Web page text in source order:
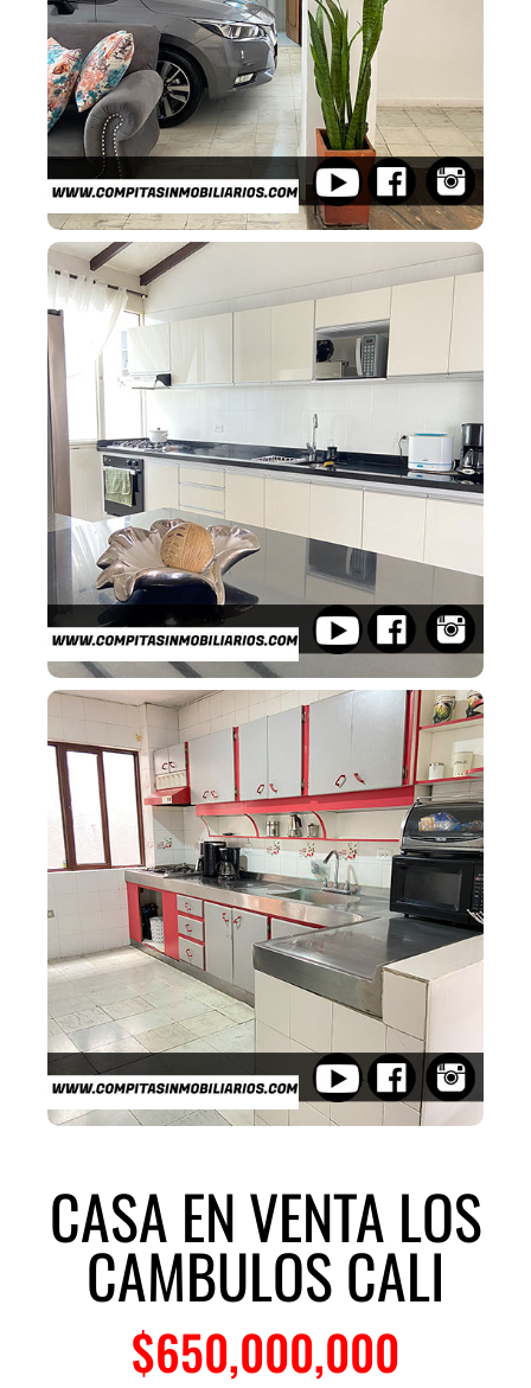
CASA EN VENTA LOS
CAMBULOS CALI
$650,000,000